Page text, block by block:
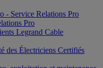
- Service Relations Pro
Pro
Legrand Cable
des Électriciens Certifiés